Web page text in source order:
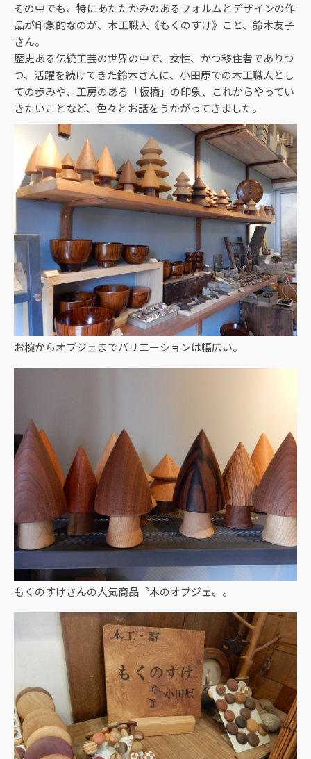
その中でも、特にあたたかみのあるフォルムとデザインの作
品が印象的なのが、木工職人《もくのすけ》こと、鈴木友子
さん。
歴史ある伝統工芸の世界の中で、女性、かつ移住者でありつ
つ、活躍を続けてきた鈴木さんに、小田原での木工職人とし
ての歩みや、工房のある「板橋」の印象、これからやってい
きたいことなど、色々とお話をうかがってきました。
お椀からオブジェまでバリエーションは幅広い。
もくのすけさんの人気商品〝木のオブジェ〟。